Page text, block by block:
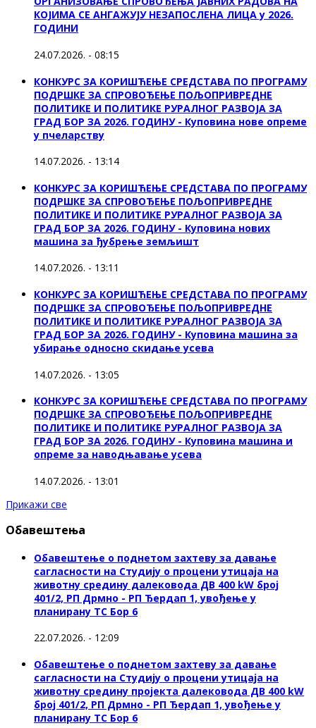
КОЈИМА СЕ АНГАЖУЈУ НЕЗАПОСЛЕНА ЛИЦА у 2026.
ГОДИНИ
24.07.2026. - 08:15
КОНКУРС ЗА КОРИШЋЕЊЕ СРЕДСТАВА ПО ПРОГРАМУ
ПОДРШКЕ ЗА СПРОВОЂЕЊЕ ПОЉОПРИВРЕДНЕ
ПОЛИТИКЕ И ПОЛИТИКЕ РУРАЛНОГ РАЗВОЈА ЗА
ГРАД БОР ЗА 2026. ГОДИНУ - Куповина нове опреме
у пчеларству
14.07.2026. - 13:14
КОНКУРС ЗА КОРИШЋЕЊЕ СРЕДСТАВА ПО ПРОГРАМУ
ПОДРШКЕ ЗА СПРОВОЂЕЊЕ ПОЉОПРИВРЕДНЕ
ПОЛИТИКЕ И ПОЛИТИКЕ РУРАЛНОГ РАЗВОЈА ЗА
ГРАД БОР ЗА 2026. ГОДИНУ - Куповина нових
машина за ђубрење земљишт
14.07.2026. - 13:11
КОНКУРС ЗА КОРИШЋЕЊЕ СРЕДСТАВА ПО ПРОГРАМУ
ПОДРШКЕ ЗА СПРОВОЂЕЊЕ ПОЉОПРИВРЕДНЕ
ПОЛИТИКЕ И ПОЛИТИКЕ РУРАЛНОГ РАЗВОЈА ЗА
ГРАД БОР ЗА 2026. ГОДИНУ - Куповинa машина за
убирање односно скидање усева
14.07.2026. - 13:05
КОНКУРС ЗА КОРИШЋЕЊЕ СРЕДСТАВА ПО ПРОГРАМУ
ПОДРШКЕ ЗА СПРОВОЂЕЊЕ ПОЉОПРИВРЕДНЕ
ПОЛИТИКЕ И ПОЛИТИКЕ РУРАЛНОГ РАЗВОЈА ЗА
ГРАД БОР ЗА 2026. ГОДИНУ - Куповина машина и
опреме за наводњавање усева
14.07.2026. - 13:01
Прикажи све
Обавештења
Обавештење о поднетом захтеву за давање
сагласности на Студију о процени утицаја на
животну средину далековода ДВ 400 kW број
401/2, РП Дрмно - РП Ђердап 1, увођење у
планирану ТС Бор 6
22.07.2026. - 12:09
Обавештење о поднетом захтеву за давање
сагласности на Студију о процени утицаја на
животну средину пројекта далековода ДВ 400 kW
број 401/2, РП Дрмно - РП Ђердап 1, увођење у
планирану ТС Бор 6